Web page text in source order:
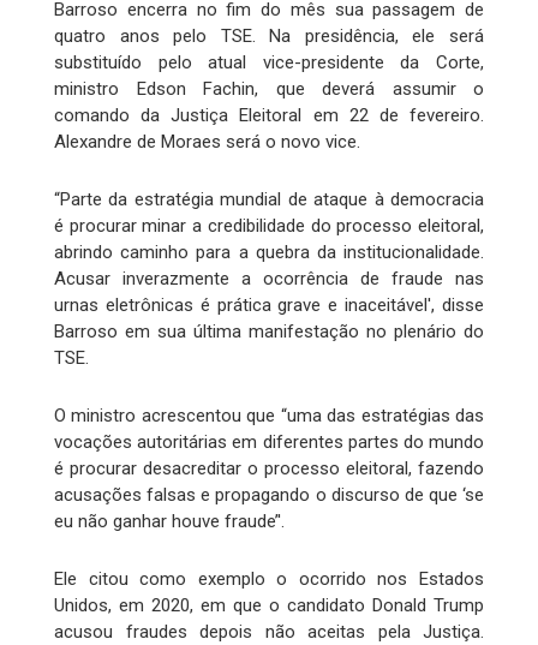
Barroso encerra no fim do mês sua passagem de
quatro anos pelo TSE. Na presidência, ele será
substituído pelo atual vice-presidente da Corte,
ministro Edson Fachin, que deverá assumir o
comando da Justiça Eleitoral em 22 de fevereiro.
Alexandre de Moraes será o novo vice.
“Parte da estratégia mundial de ataque à democracia
é procurar minar a credibilidade do processo eleitoral,
abrindo caminho para a quebra da institucionalidade.
Acusar inverazmente a ocorrência de fraude nas
urnas eletrônicas é prática grave e inaceitável', disse
Barroso em sua última manifestação no plenário do
TSE.
O ministro acrescentou que “uma das estratégias das
vocações autoritárias em diferentes partes do mundo
é procurar desacreditar o processo eleitoral, fazendo
acusações falsas e propagando o discurso de que ‘se
eu não ganhar houve fraude’'.
Ele citou como exemplo o ocorrido nos Estados
Unidos, em 2020, em que o candidato Donald Trump
acusou fraudes depois não aceitas pela Justiça.